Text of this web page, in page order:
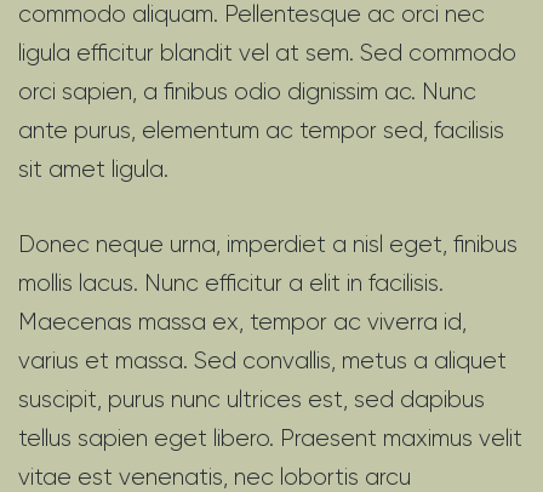
commodo aliquam. Pellentesque ac orci nec
ligula efficitur blandit vel at sem. Sed commodo
orci sapien, a finibus odio dignissim ac. Nunc
ante purus, elementum ac tempor sed, facilisis
sit amet ligula.
Donec neque urna, imperdiet a nisl eget, finibus
mollis lacus. Nunc efficitur a elit in facilisis.
Maecenas massa ex, tempor ac viverra id,
varius et massa. Sed convallis, metus a aliquet
suscipit, purus nunc ultrices est, sed dapibus
tellus sapien eget libero. Praesent maximus velit
vitae est venenatis, nec lobortis arcu